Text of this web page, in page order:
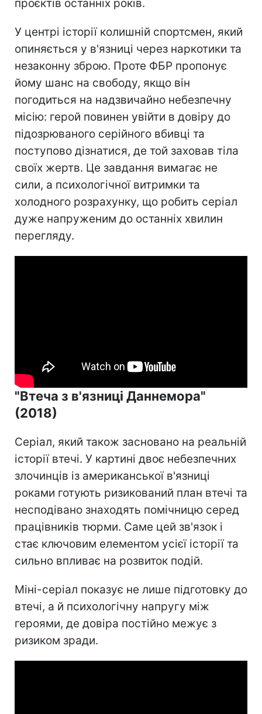
проєктів останніх років.
У центрі історії колишній спортсмен, який
опиняється у в'язниці через наркотики та
незаконну зброю. Проте ФБР пропонує
йому шанс на свободу, якщо він
погодиться на надзвичайно небезпечну
місію: герой повинен увійти в довіру до
підозрюваного серійного вбивці та
поступово дізнатися, де той заховав тіла
своїх жертв. Це завдання вимагає не
сили, а психологічної витримки та
холодного розрахунку, що робить серіал
дуже напруженим до останніх хвилин
перегляду.
"Втеча з в'язниці Даннемора"
(2018)
Серіал, який також засновано на реальній
історії втечі. У картині двоє небезпечних
злочинців із американської в'язниці
роками готують ризикований план втечі та
несподівано знаходять помічницю серед
працівників тюрми. Саме цей зв'язок і
стає ключовим елементом усієї історії та
сильно впливає на розвиток подій.
Міні-серіал показує не лише підготовку до
втечі, а й психологічну напругу між
героями, де довіра постійно межує з
ризиком зради.